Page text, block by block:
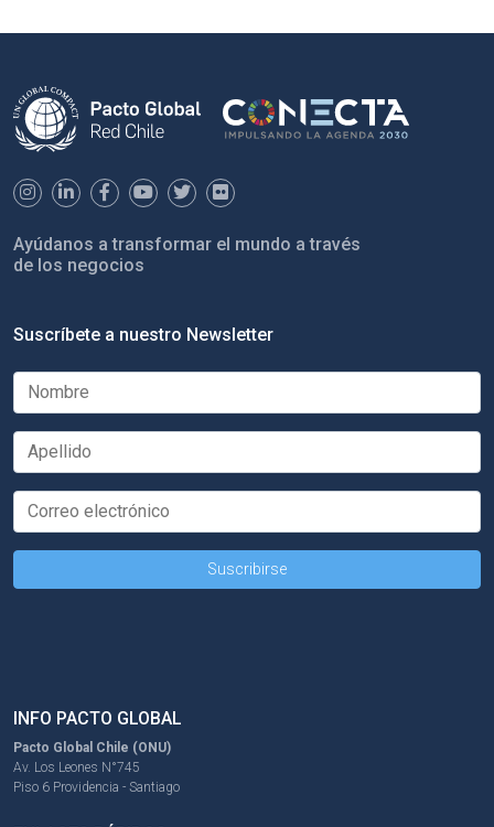
Ayúdanos a transformar el mundo a través
de los negocios
Suscríbete a nuestro Newsletter
INFO PACTO GLOBAL
Pacto Global Chile (ONU)
Av. Los Leones N°745
Piso 6 Providencia - Santiago